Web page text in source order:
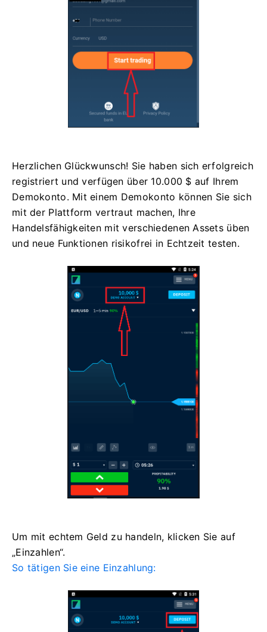
Herzlichen Glückwunsch! Sie haben sich erfolgreich
registriert und verfügen über 10.000 $ auf Ihrem
Demokonto. Mit einem Demokonto können Sie sich
mit der Plattform vertraut machen, Ihre
Handelsfähigkeiten mit verschiedenen Assets üben
und neue Funktionen risikofrei in Echtzeit testen.
Um mit echtem Geld zu handeln, klicken Sie auf
„Einzahlen“.
So tätigen Sie eine Einzahlung: